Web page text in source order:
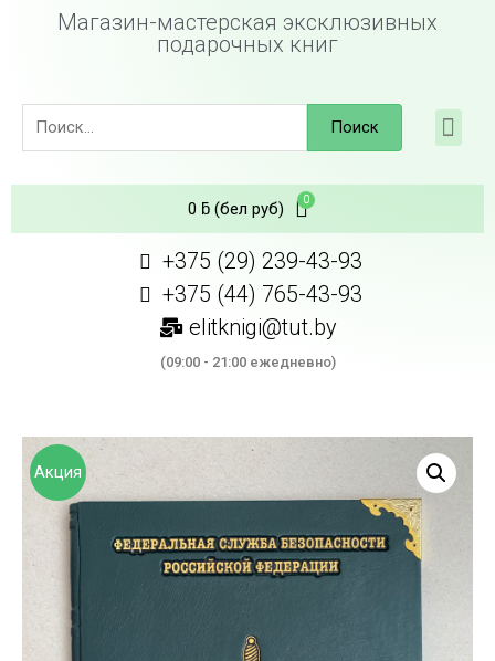
Магазин-мастерская эксклюзивных
подарочных книг
Поиск
0 ƃ(бел руб)
+375 (29) 239-43-93
+375 (44) 765-43-93
elitknigi@tut.by
(09:00 - 21:00 ежедневно)
Акция